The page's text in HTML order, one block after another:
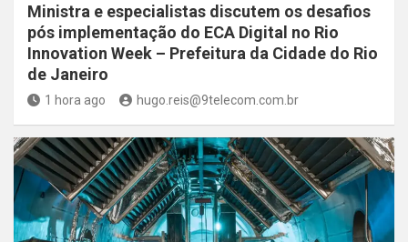
Ministra e especialistas discutem os desafios
pós implementação do ECA Digital no Rio
Innovation Week – Prefeitura da Cidade do Rio
de Janeiro
1 hora ago hugo.reis@9telecom.com.br